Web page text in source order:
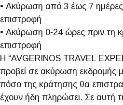
• Ακύρωση από 3 έως 7
επιστροφή
• Ακύρωση 0-24 ώρες πριν τη
επιστροφή
Η “AVGERINOS TRAVEL
προβεί σε ακύρωση εκδρομής
πόσο της κράτησης θα
έχουν ήδη πληρώσει. Σε αυτή